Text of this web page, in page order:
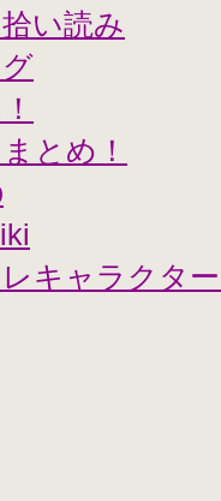
い読み
とめ！
キャラクタ